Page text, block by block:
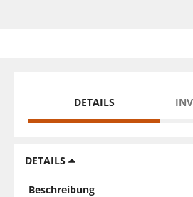
DETAILS
DETAILS
Beschreibung